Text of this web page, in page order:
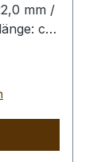
mm /
ca.
-